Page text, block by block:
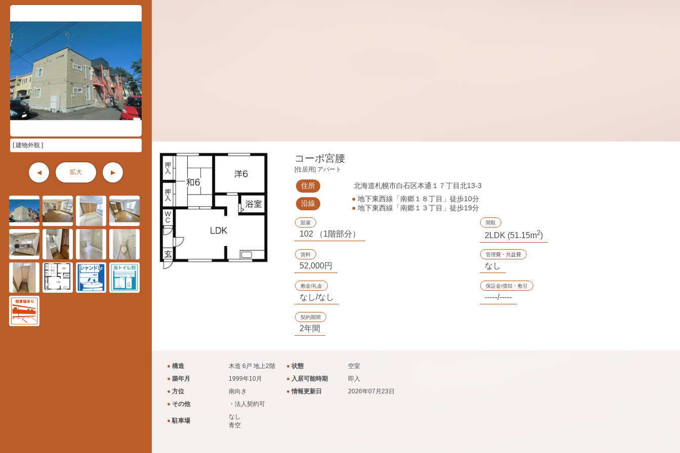
[ 建物外観 ]
◀ 拡大 ▶
コーポ宮腰
[住居用] アパート
住所 北海道札幌市白石区本通１７丁目北13-3
沿線
● 地下東西線「南郷１８丁目」徒歩10分
● 地下東西線「南郷１３丁目」徒歩19分
部屋 間取
102 （1階部分） 2LDK (51.15m2)
賃料 管理費・共益費
52,000円 なし
敷金/礼金 保証金/償却・敷引
なし/なし -----/-----
契約期間
2年間
● 構造 木造 6戸 地上2階 ●状態
空室
● 築年月 1999年10月 ● 入居可能時期
即入
● 方位 南向き ●情報更新日
2026年07月23日
● その他 ・法人契約可
●駐車場
なし
青空